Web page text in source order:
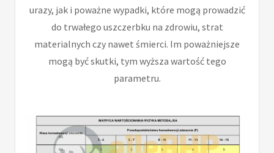
urazy, jak i poważne wypadki, które mogą prowadzić
do trwałego uszczerbku na zdrowiu, strat
materialnych czy nawet śmierci. Im poważniejsze
mogą być skutki, tym wyższa wartość tego
parametru.